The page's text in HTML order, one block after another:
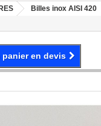
Billes inox AISI 420
panier en devis